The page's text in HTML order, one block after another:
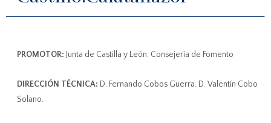
PROMOTOR: Junta de Castilla y León. Consejería de Fomento
DIRECCIÓN TÉCNICA: D. Fernando Cobos Guerra. D. Valentín Cobo
Solano.